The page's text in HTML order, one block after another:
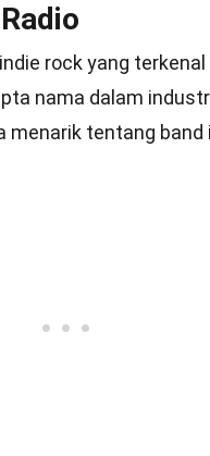
rock yang
nama dalam
menarik tentang band